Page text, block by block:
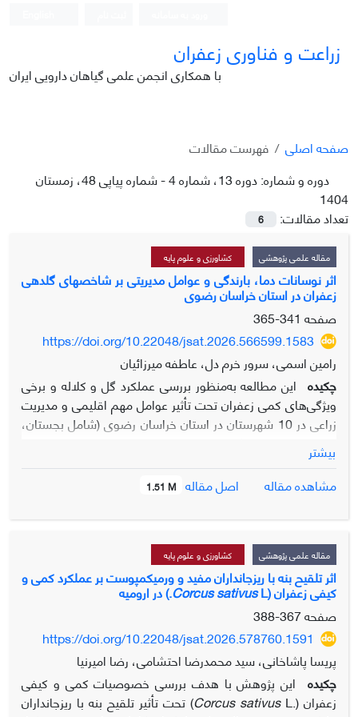
زراعت و فناوری زعفران
با همکاری انجمن علمی گیاهان دارویی ایران
صفحه اصلی
فهرست مقالات
دوره و شماره:
دوره 13، شماره 4 - شماره پیاپی 48، زمستان
1404
تعداد مقالات:
6
مقاله علمی پژوهشی کشاورزی و علوم پایه
اثر نوسانات دما، بارندگی و عوامل مدیریتی بر شاخص‎های گلدهی
زعفران در استان خراسان رضوی
صفحه 341-365
https://doi.org/10.22048/jsat.2026.566599.1583
رامین اسمی، سرور خرم دل، عاطفه میرزائیان
چکیده این مطالعه بهمنظور بررسی عملکرد گل و کلاله و برخی
ویژگیهای کمی زعفران تحت تأثیر عوامل مهم اقلیمی و مدیریت
زراعی در 10 شهرستان در استان خراسان رضوی (شامل بجستان،
باخرز، بردسکن، گناباد، قوچان، مشهد، مه
تربتحیدریه و زاوه) به
1402 انجام شد. صفات مورد مطالعه شامل زمان تا شروع
گلدهی، طول دوره گلدهی، عملکرد گل، عملکرد کلاله و شاخص
برداشت کلاله بودند. تجزیه خوشه­ای برای گروه­بندی تیمارها انجام
شد. نتایج نشان داد که اثر ساده سن مزرعه، تعداد آبیاری، آبیاری
تابستانه، اقلیم و سال و اثر متقابل اقلیم×سال بر بیشتر شاخص­
های گلدهی معنی­دار (05/0
≥
p) بود. دامنه طول دوره گلدهی طی
ترتیب مربوط به زاوه و باخرز بود و کمترین میزان نیز در هر دو سال
برای بجستان مشاهده شد. بیشترین و کمترین دامنه کاهش طول
دوره گلدهی در سال دوم نسبت به سال اول به ترتیب برای تایباد و
زاوه ثبت گردید. دامنه عملکرد گل طی سال­های 1401 و 1402 به
ترتیب برابر با 95/799-5/278 و 8/360-1/152 کیلوگرم در هکتار
بیشتر
مشاهده مقاله
اصل مقاله 1.51 M
مقاله علمی پژوهشی کشاورزی و علوم پایه
اثر تلقیح بنه با ریزجانداران مفید و ورمی­کمپوست بر عملکرد کمی و
کیفی زعفران ( CorcussativusL.) در ارومیه
صفحه367-388
https://doi.org/10.22048/jsat.2026.578760.1591
پریسا پاشاخانی، سید محمدرضا احتشامی، رضا امیرنیا
چکیده این پژوهش با هدف بررسی خصوصیات­ کمی و کیفی
زعفران
(Corcus sativus L.)
تحت تأثیر تلقیح بنه با ریزجانداران